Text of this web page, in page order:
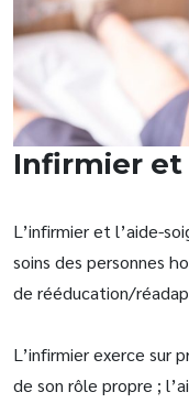
Infirmier et
L’infirmier et l’aide-
soins des personnes
de rééducation/
L’infirmier exerce sur
de son rôle propre ;